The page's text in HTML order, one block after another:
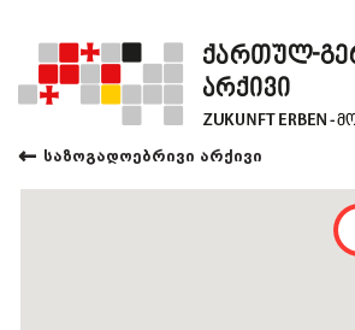
← საზოგადოებრივი არქივი